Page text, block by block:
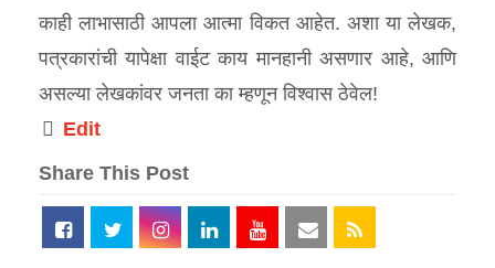
काही लाभासाठी आपला आत्मा विकत आहेत. अशा या लेखक,
पत्रकारांची यापेक्षा वाईट काय मानहानी असणार आहे, आणि
असल्या लेखकांवर जनता का म्हणून विश्‍वास ठेवेल!
Edit
Share This Post